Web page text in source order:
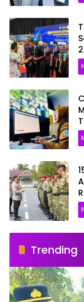
Trending